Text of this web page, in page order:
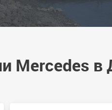
Mercedes в